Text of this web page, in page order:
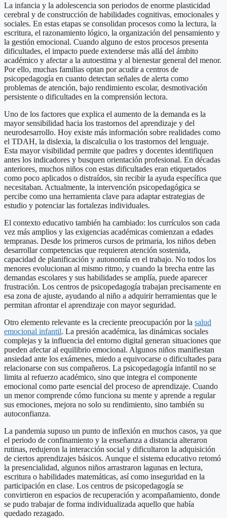
La infancia y la adolescencia son periodos de enorme plasticidad
cerebral y de construcción de habilidades cognitivas, emocionales y
sociales. En estas etapas se consolidan procesos como la lectura, la
escritura, el razonamiento lógico, la organización del pensamiento y
la gestión emocional. Cuando alguno de estos procesos presenta
dificultades, el impacto puede extenderse más allá del ámbito
académico y afectar a la autoestima y al bienestar general del menor.
Por ello, muchas familias optan por acudir a centros de
psicopedagogía en cuanto detectan señales de alerta como
problemas de atención, bajo rendimiento escolar, desmotivación
persistente o dificultades en la comprensión lectora.
Uno de los factores que explica el aumento de la demanda es la
mayor sensibilidad hacia los trastornos del aprendizaje y del
neurodesarrollo. Hoy existe más información sobre realidades como
el TDAH, la dislexia, la discalculia o los trastornos del lenguaje.
Esta mayor visibilidad permite que padres y docentes identifiquen
antes los indicadores y busquen orientación profesional. En décadas
anteriores, muchos niños con estas dificultades eran etiquetados
como poco aplicados o distraídos, sin recibir la ayuda específica que
necesitaban. Actualmente, la intervención psicopedagógica se
percibe como una herramienta clave para adaptar estrategias de
estudio y potenciar las fortalezas individuales.
El contexto educativo también ha cambiado: los currículos son cada
vez más amplios y las exigencias académicas comienzan a edades
tempranas. Desde los primeros cursos de primaria, los niños deben
desarrollar competencias que requieren atención sostenida,
capacidad de planificación y autonomía en el trabajo. No todos los
menores evolucionan al mismo ritmo, y cuando la brecha entre las
demandas escolares y sus habilidades se amplía, puede aparecer
frustración. Los centros de psicopedagogía trabajan precisamente en
esa zona de ajuste, ayudando al niño a adquirir herramientas que le
permitan afrontar el aprendizaje con mayor seguridad.
Otro elemento relevante es la creciente preocupación por la salud
emocional infantil. La presión académica, las dinámicas sociales
complejas y la influencia del entorno digital generan situaciones que
pueden afectar al equilibrio emocional. Algunos niños manifiestan
ansiedad ante los exámenes, miedo a equivocarse o dificultades para
relacionarse con sus compañeros. La psicopedagogía infantil no se
limita al refuerzo académico, sino que integra el componente
emocional como parte esencial del proceso de aprendizaje. Cuando
un menor comprende cómo funciona su mente y aprende a regular
sus emociones, mejora no solo su rendimiento, sino también su
autoconfianza.
La pandemia supuso un punto de inflexión en muchos casos, ya que
el periodo de confinamiento y la enseñanza a distancia alteraron
rutinas, redujeron la interacción social y dificultaron la adquisición
de ciertos aprendizajes básicos. Aunque el sistema educativo retomó
la presencialidad, algunos niños arrastraron lagunas en lectura,
escritura o habilidades matemáticas, así como inseguridad en la
participación en clase. Los centros de psicopedagogía se
convirtieron en espacios de recuperación y acompañamiento, donde
se pudo trabajar de forma individualizada aquello que había
quedado rezagado.